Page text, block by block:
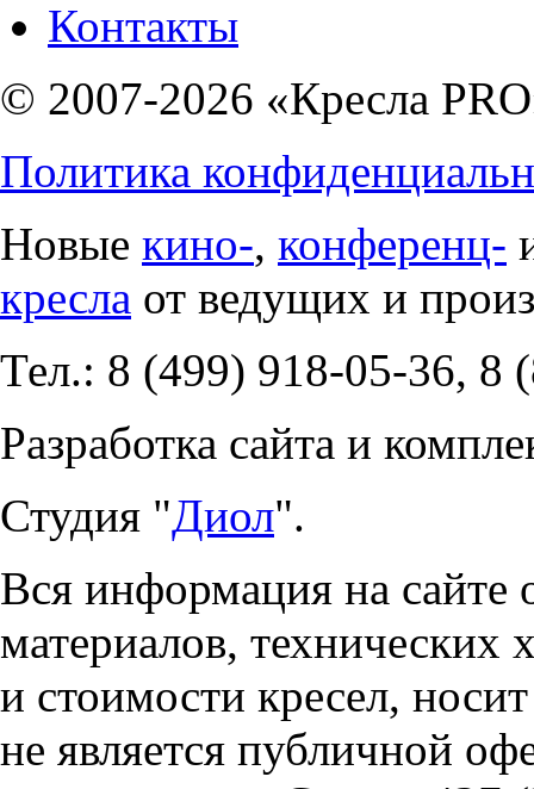
Контакты
© 2007-2026 «Кресла
Политика
Новые кино-, конференц-
кресла от ведущих и
Тел.: 8 (499) 918-05-36, 8
Разработка сайта и
Студия "Диол".
Вся информация на сайте
материалов, технических
и стоимости кресел,
не является публичной